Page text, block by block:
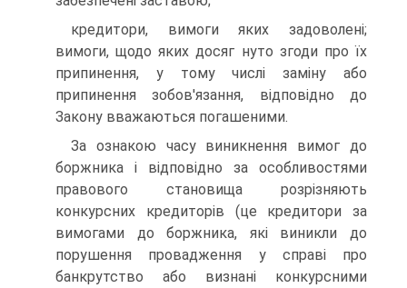
кредитори, вимоги яких задоволені;
вимоги, щодо яких досяг нуто згоди про їх
припинення, у тому числі заміну або
припинення зобов'язання, відповідно до
Закону вважаються погашеними.
За ознакою часу виникнення вимог до
боржника і відповідно за особливостями
правового становища розрізняють
конкурсних кредиторів (це кредитори за
вимогами до боржника, які виникли до
порушення провадження у справі про
банкрутство або визнані конкурсними